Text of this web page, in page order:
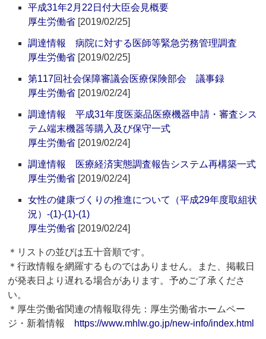
平成31年2月22日付大臣会見概要
厚生労働省 [2019/02/25]
調達情報 病院に対する医師等緊急労務管理調査
厚生労働省 [2019/02/25]
第117回社会保障審議会医療保険部会 議事録
厚生労働省 [2019/02/24]
調達情報 平成31年度医薬品医療機器申請・審査シス
テム端末機器等購入及び保守一式
厚生労働省 [2019/02/24]
調達情報 医療経済実態調査報告システム再構築一式
厚生労働省 [2019/02/24]
女性の健康づくりの推進について（平成29年度取組状
況）‐(1)‐(1)‐(1)
厚生労働省 [2019/02/24]
＊リストの並びは五十音順です。
＊行政情報を網羅するものではありません。また、掲載日
が発表日より遅れる場合があります。予めご了承くださ
い。
＊厚生労働省関連の情報取得先：厚生労働省ホームペー
ジ・新着情報 https://www.mhlw.go.jp/new-info/index.html